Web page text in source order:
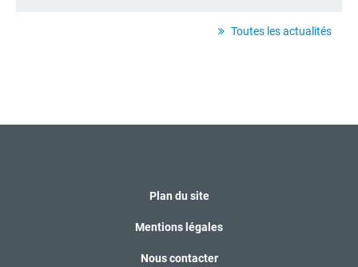
Toutes les actualités
Plan du site
Mentions légales
Nous contacter